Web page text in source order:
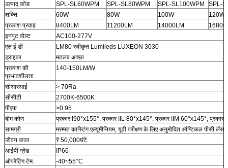
उत्पाद कोड SPL-SL60WPM SPL-SL80WPM SPL-SL100WPM
SPL-
शक्ति
60W 80W 100W
120W
प्रकाश प्रवाह
8400LM 11200LM 14000LM
इनपुट वोल्ट
AC100-277V
एल ई डी
LM80 स्वीकृत Lumileds LUXEON 3030
ड्राइवर
मतलब अच्छा
प्रकाश की
प्रभावशीलता
140-150LM/W
सीआरआई
> 70Ra
सीसीटी
2700K-6500K
पीएफ
>0.95
बीम कोण
प्रकार I90°x155°, प्रकार IIL 80°x145°, प्रकार IIM 60°x145°,
सामग्री
मरम्मत कास्टिंग एल्यूमीनियम, यूवी परीक्षण के लिए अनुमोदित ऑप्टिकल पीसी लेंस
जीवन काल
₹ 50,000घंटे
आईपी ग्रेड
IP66
ऑपरेटिंग टेम.
-40~55°C